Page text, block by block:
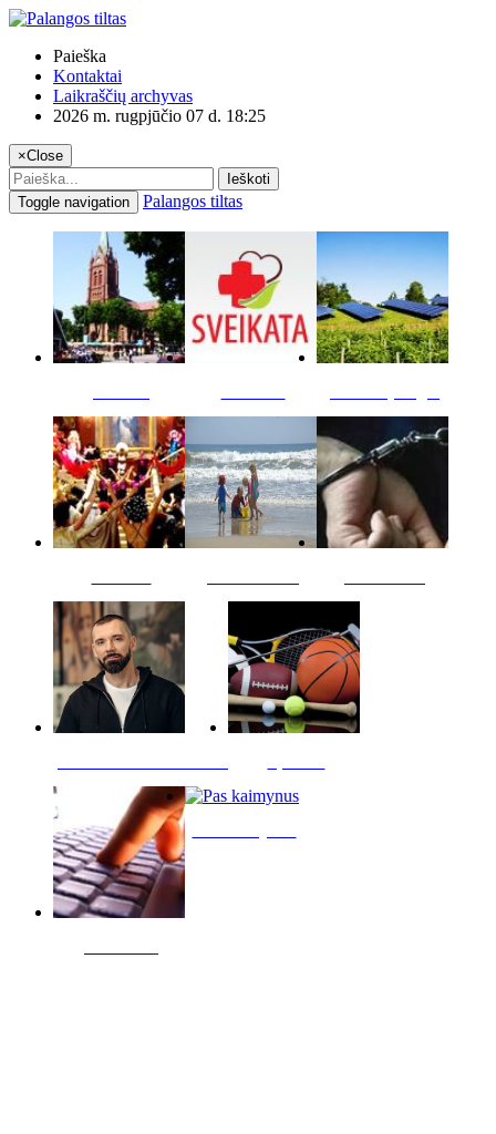
Paieška
Kontaktai
Laikraščių archyvas
2026 m. rugpjūčio 07 d. 18:25
×Close
Ieškoti
Toggle navigation
Palangos tiltas